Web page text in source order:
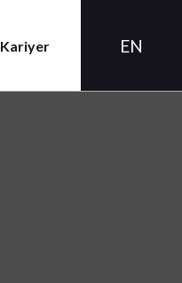
Kariyer EN